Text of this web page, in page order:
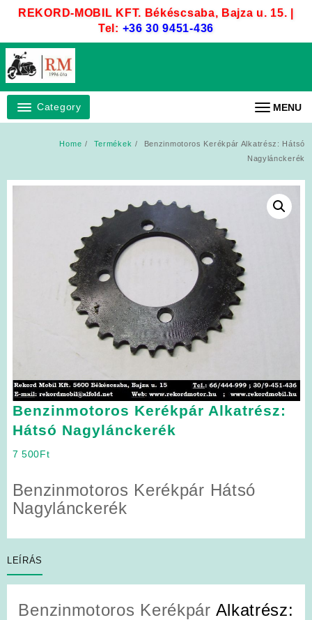
REKORD-MOBIL KFT. Békéscsaba, Bajza u. 15. |
Tel: +36 30 9451-436
Category MENU
Home Termékek
Benzinmotoros Kerékpár Alkatrész: Hátsó
Nagylánckerék
Benzinmotoros Kerékpár Alkatrész:
Hátsó Nagylánckerék
7 500Ft
Benzinmotoros Kerékpár Hátsó
Nagylánckerék
LEÍRÁS
Benzinmotoros Kerékpár Alkatrész: